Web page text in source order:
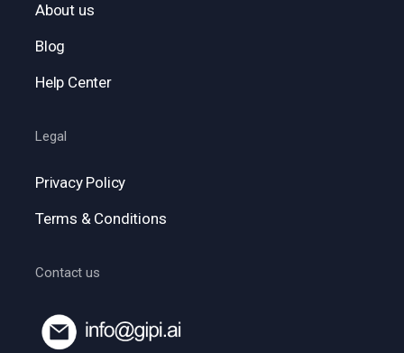
About us
Blog
Help Center
Legal
Privacy Policy
Terms & Conditions
Contact us